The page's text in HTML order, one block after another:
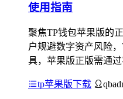
使用指南
聚焦TP钱包苹果版的
户规避数字资产风险
具，苹果版正版需通过
tp苹果版下载